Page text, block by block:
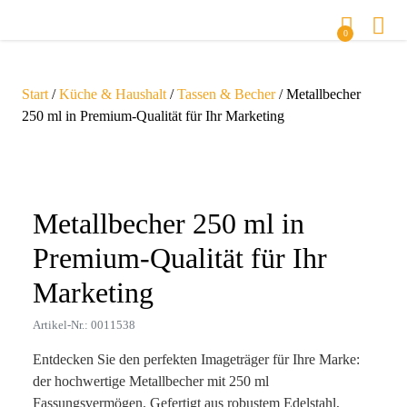
0
Start /Küche & Haushalt /Tassen & Becher/ Metallbecher
250 ml in Premium-Qualität für Ihr Marketing
Metallbecher 250 ml in
Premium-Qualität für Ihr
Marketing
Artikel-Nr.: 0011538
Entdecken Sie den perfekten Imageträger für Ihre Marke:
der hochwertige Metallbecher mit 250 ml
Fassungsvermögen. Gefertigt aus robustem Edelstahl,